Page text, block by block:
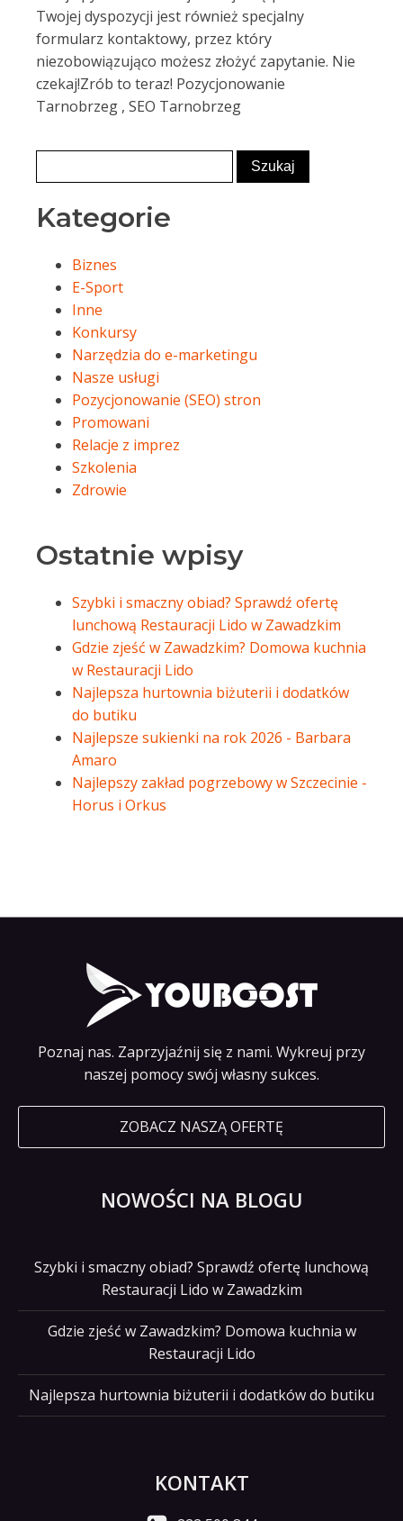
Twojej dyspozycji jest również specjalny
formularz kontaktowy, przez który
niezobowiązująco możesz złożyć zapytanie. Nie
czekaj!Zrób to teraz! Pozycjonowanie
Tarnobrzeg , SEO Tarnobrzeg
Kategorie
Biznes
E-Sport
Inne
Konkursy
Narzędzia do e-marketingu
Nasze usługi
Pozycjonowanie (SEO) stron
Promowani
Relacje z imprez
Szkolenia
Zdrowie
Ostatnie wpisy
Szybki i smaczny obiad? Sprawdź ofertę
lunchową Restauracji Lido w Zawadzkim
Gdzie zjeść w Zawadzkim? Domowa kuchnia
w Restauracji Lido
Najlepsza hurtownia biżuterii i dodatków
do butiku
Najlepsze sukienki na rok 2026 - Barbara
Amaro
Najlepszy zakład pogrzebowy w Szczecinie -
Horus i Orkus
Poznaj nas. Zaprzyjaźnij się z nami. Wykreuj przy
naszej pomocy swój własny sukces.
ZOBACZ NASZĄ OFERTĘ
NOWOŚCI NA BLOGU
Szybki i smaczny obiad? Sprawdź ofertę lunchową
Restauracji Lido w Zawadzkim
Gdzie zjeść w Zawadzkim? Domowa kuchnia w
Restauracji Lido
Najlepsza hurtownia biżuterii i dodatków do butiku
KONTAKT